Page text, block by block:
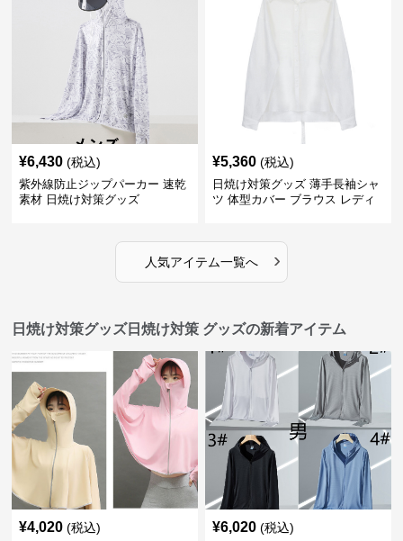
¥6,430 (税込)
紫外線防止ジップパーカー 速乾
素材 日焼け対策グッズ
¥5,360 (税込)
日焼け対策グッズ 薄手長袖シャ
ツ 体型カバー ブラウス レディ
人気アイテム一覧へ ›
日焼け対策グッズ日焼け対策 グッズの新着アイテム
¥4,020 (税込) ¥6,020 (税込)